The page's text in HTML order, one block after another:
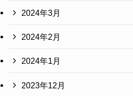
2024年3月
2024年2月
2024年1月
2023年12月